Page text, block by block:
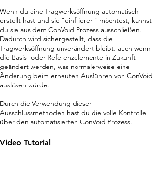
Wenn du eine Tragwerksöffnung automatisch
erstellt hast und sie "einfrieren" möchtest, kannst
du sie aus dem ConVoid Prozess ausschließen.
Dadurch wird sichergestellt, dass die
Tragwerksöffnung unverändert bleibt, auch wenn
die Basis- oder Referenzelemente in Zukunft
geändert werden, was normalerweise eine
Änderung beim erneuten Ausführen von ConVoid
auslösen würde.
Durch die Verwendung dieser
Ausschlussmethoden hast du die volle Kontrolle
über den automatisierten ConVoid Prozess.
Video Tutorial